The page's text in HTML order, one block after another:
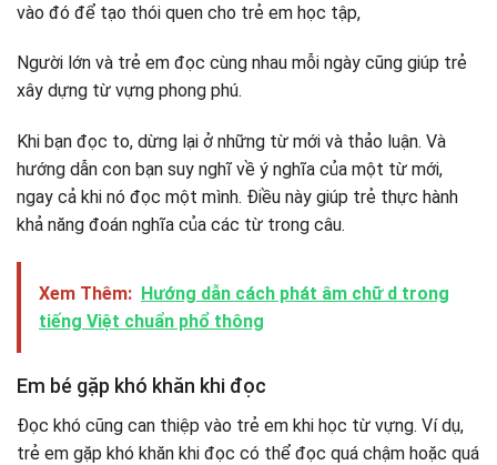
vào đó để tạo thói quen cho trẻ em học tập,
Người lớn và trẻ em đọc cùng nhau mỗi ngày cũng giúp trẻ
xây dựng từ vựng phong phú.
Khi bạn đọc to, dừng lại ở những từ mới và thảo luận. Và
hướng dẫn con bạn suy nghĩ về ý nghĩa của một từ mới,
ngay cả khi nó đọc một mình. Điều này giúp trẻ thực hành
khả năng đoán nghĩa của các từ trong câu.
Xem Thêm: Hướng dẫn cách phát âm chữ d trong
tiếng Việt chuẩn phổ thông
Em bé gặp khó khăn khi đọc
Đọc khó cũng can thiệp vào trẻ em khi học từ vựng. Ví dụ,
trẻ em gặp khó khăn khi đọc có thể đọc quá chậm hoặc quá